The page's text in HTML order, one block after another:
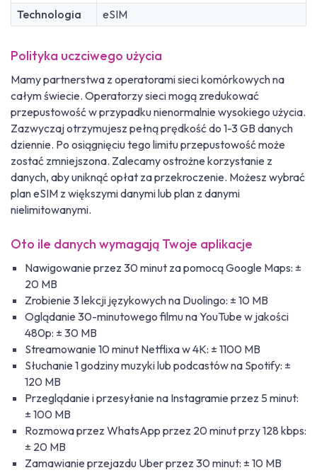
Technologia eSIM
Polityka uczciwego użycia
Mamy partnerstwa z operatorami sieci komórkowych na
całym świecie. Operatorzy sieci mogą zredukować
przepustowość w przypadku nienormalnie wysokiego użycia.
Zazwyczaj otrzymujesz pełną prędkość do 1-3 GB danych
dziennie. Po osiągnięciu tego limitu przepustowość może
zostać zmniejszona. Zalecamy ostrożne korzystanie z
danych, aby uniknąć opłat za przekroczenie. Możesz wybrać
plan eSIM z większymi danymi lub plan z danymi
nielimitowanymi.
Oto ile danych wymagają Twoje aplikacje
Nawigowanie przez 30 minut za pomocą Google Maps: ±
20 MB
Zrobienie 3 lekcji językowych na Duolingo: ± 10 MB
Oglądanie 30-minutowego filmu na YouTube w jakości
480p: ± 30 MB
Streamowanie 10 minut Netflixa w 4K: ± 1100 MB
Słuchanie 1 godziny muzyki lub podcastów na Spotify: ±
120 MB
Przeglądanie i przesyłanie na Instagramie przez 5 minut:
± 100 MB
Rozmowa przez WhatsApp przez 20 minut przy 128 kbps:
± 20 MB
Zamawianie przejazdu Uber przez 30 minut: ± 10 MB